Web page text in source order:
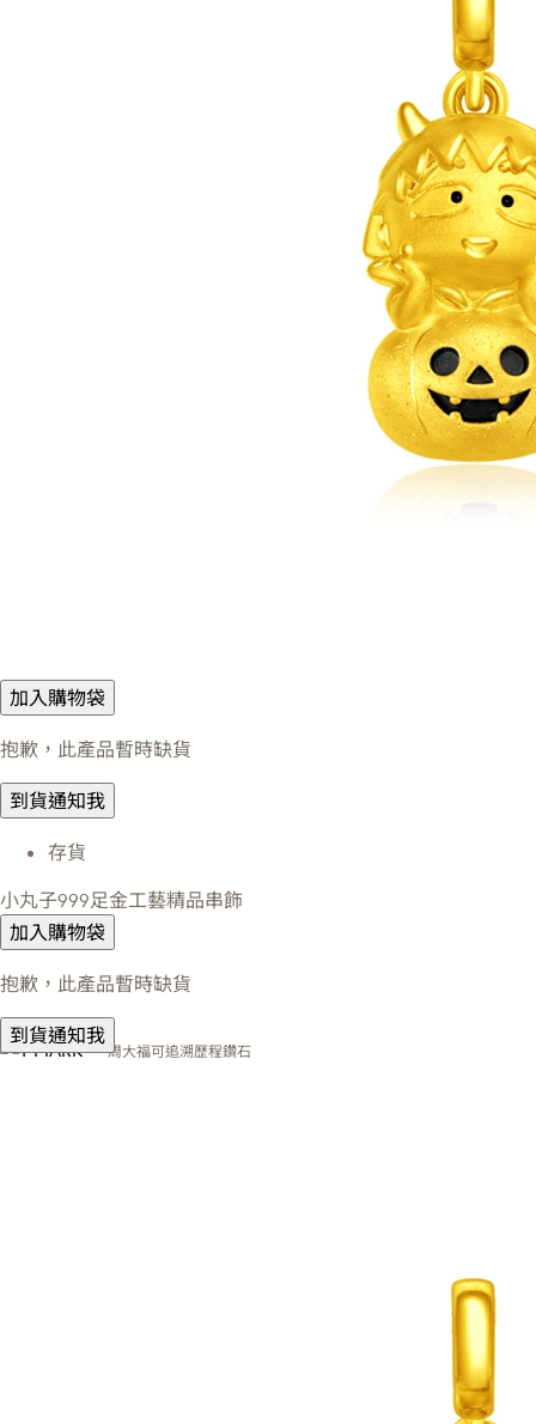
加入購物袋
抱歉，此產品暫時缺貨
到貨通知我
存貨
小丸子999足金工藝精品串飾
加入購物袋
抱歉，此產品暫時缺貨
到貨通知我
周大福可追溯歷程鑽石